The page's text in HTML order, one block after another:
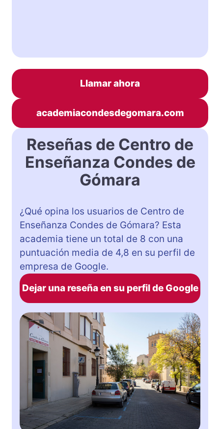
Llamar ahora
academiacondesdegomara.com
Reseñas de Centro de
Enseñanza Condes de
Gómara
¿Qué opina los usuarios de Centro de
Enseñanza Condes de Gómara? Esta
academia tiene un total de 8 con una
puntuación media de 4,8 en su perfil de
empresa de Google.
Dejar una reseña en su perfil de Google